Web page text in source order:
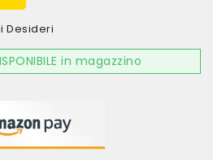
Desideri
in magazzino